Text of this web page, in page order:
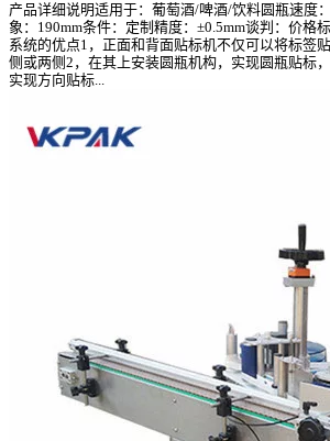
产品详细说明适用于：葡萄酒/啤酒/饮料圆瓶速度
象：190mm条件：定制精度：±0.5mm谈判：价格
系统的优点1，正面和背面贴标机不仅可以将标签
侧或两侧2，在其上安装圆瓶机构，实现圆瓶贴标
实现方向贴标...